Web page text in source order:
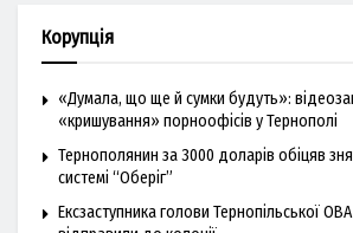
Корупція
«Думала, що ще й сумки будуть»:
«кришування» порноофісів у Тернополі
Тернополянин за 3000 доларів обіцяв
системі “Оберіг”
Ексзаступника голови Тернопільської